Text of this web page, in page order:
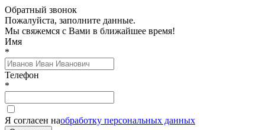
Обратный звонок
Пожалуйста, заполните данные.
Мы свяжемся с Вами в ближайшее время!
Имя
*
Телефон
*
Я согласен наобработку персональных данных